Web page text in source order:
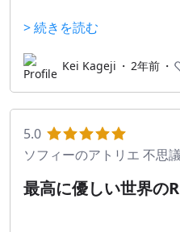
を集め、
錬金術でアイテムを調合
ムだ！
アイテム調合のシステム
り、
また素材の特性をアイテ
> 続きを読む
Kei Kageji ・ 2年前 ・
5.0
ソフィーのアトリエ 不思
最高に優しい世界の